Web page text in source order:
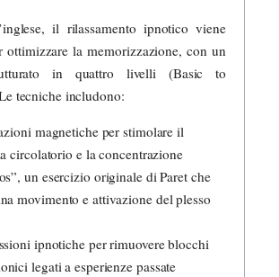
il rilassamento ipnotico viene
ottimizzare la memorizzazione, con un
in quattro livelli (Basic to
tecniche includono:
magnetiche per stimolare il
circolatorio e la concentrazione
un esercizio originale di Paret che
movimento e attivazione del plesso
ipnotiche per rimuovere blocchi
legati a esperienze passate